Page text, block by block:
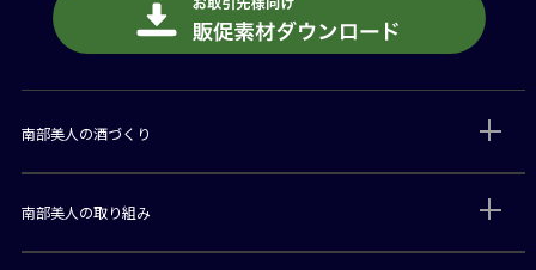
南部美人の酒づくり
南部美人の取り組み